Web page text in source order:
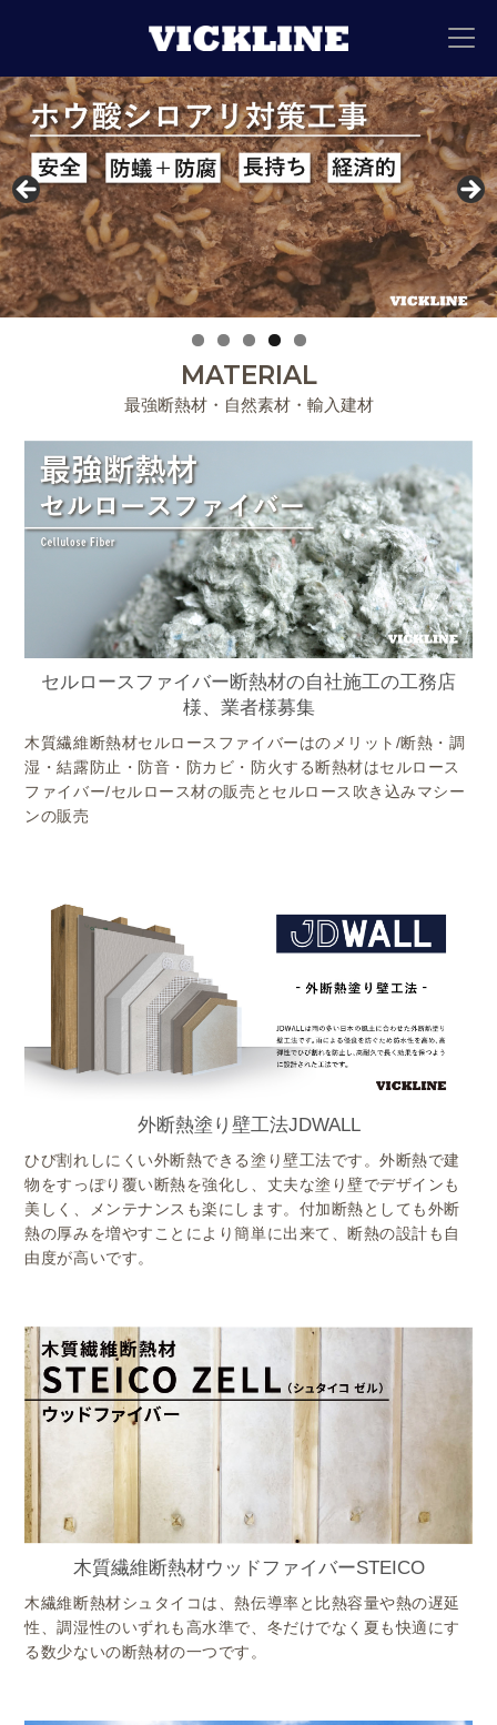
MATERIAL
最強断熱材・自然素材・輸入建材
セルロースファイバー断熱材の自社施工の工務店
様、業者様募集
木質繊維断熱材セルロースファイバーはのメリット/断熱・調
湿・結露防止・防音・防カビ・防火する断熱材はセルロース
ファイバー/セルロース材の販売とセルロース吹き込みマシー
ンの販売
外断熱塗り壁工法JDWALL
ひび割れしにくい外断熱できる塗り壁工法です。外断熱で建
物をすっぽり覆い断熱を強化し、丈夫な塗り壁でデザインも
美しく、メンテナンスも楽にします。付加断熱としても外断
熱の厚みを増やすことにより簡単に出来て、断熱の設計も自
由度が高いです。
木質繊維断熱材ウッドファイバーSTEICO
木繊維断熱材シュタイコは、熱伝導率と比熱容量や熱の遅延
性、調湿性のいずれも高水準で、冬だけでなく夏も快適にす
る数少ないの断熱材の一つです。